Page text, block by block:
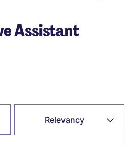
Assistant
Relevancy